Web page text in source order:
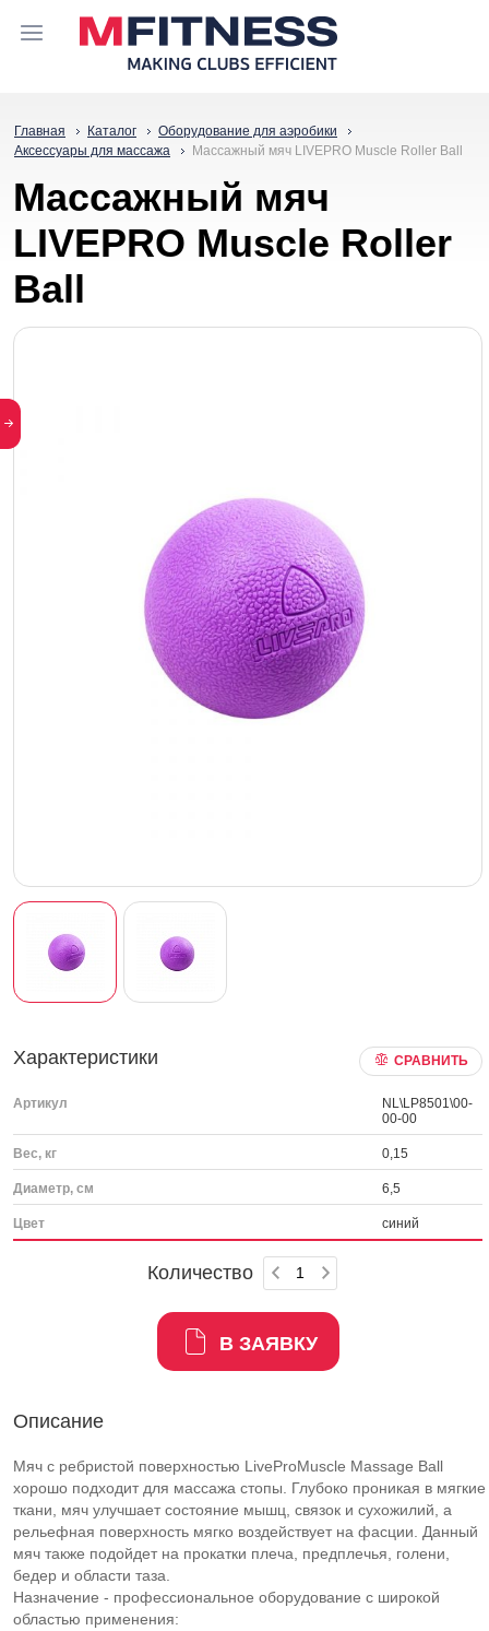
Главная Каталог
Оборудование для аэробики
Аксессуары для массажа
Массажный мяч LIVEPRO Muscle Roller Ball
Массажный мяч
LIVEPRO Muscle Roller
Ball
Характеристики СРАВНИТЬ
Артикул
NL\LP8501\00-
00-00
Вес, кг 0,15
Диаметр, см 6,5
Цвет синий
Количество
В ЗАЯВКУ
Описание
Мяч с ребристой поверхностью LiveProMuscle Massage Ball
хорошо подходит для массажа стопы. Глубоко проникая в мягкие
ткани, мяч улучшает состояние мышц, связок и сухожилий, а
рельефная поверхность мягко воздействует на фасции. Данный
мяч также подойдет на прокатки плеча, предплечья, голени,
бедер и области таза.
Назначение - профессиональное оборудование с широкой
областью применения: